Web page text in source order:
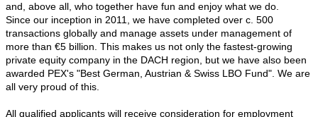
and, above all, who together have fun and enjoy what we do.
Since our inception in 2011, we have completed over c. 500
transactions globally and manage assets under management of
more than €5 billion. This makes us not only the fastest-growing
private equity company in the DACH region, but we have also been
awarded PEX's "Best German, Austrian & Swiss LBO Fund". We are
all very proud of this.
All qualified applicants will receive consideration for employment